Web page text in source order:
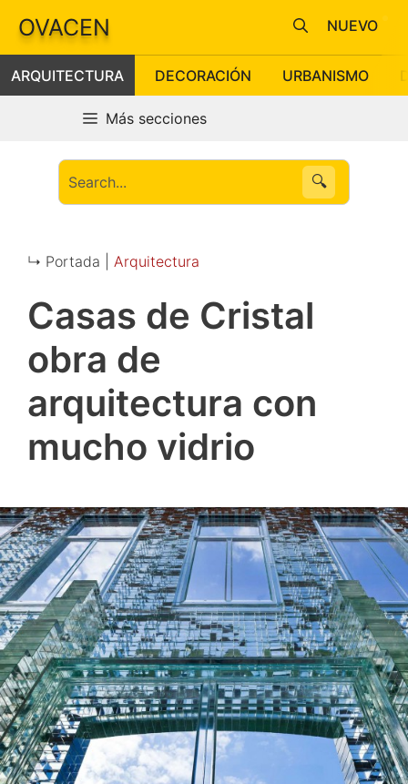
Saltar
contenido
OVACEN
ARQUITECTURA DECORACIÓN URBANISMO
NUEVO
Más secciones
🔍
↳ Portada | Arquitectura
Casas de Cristal
obra de
arquitectura con
mucho vidrio